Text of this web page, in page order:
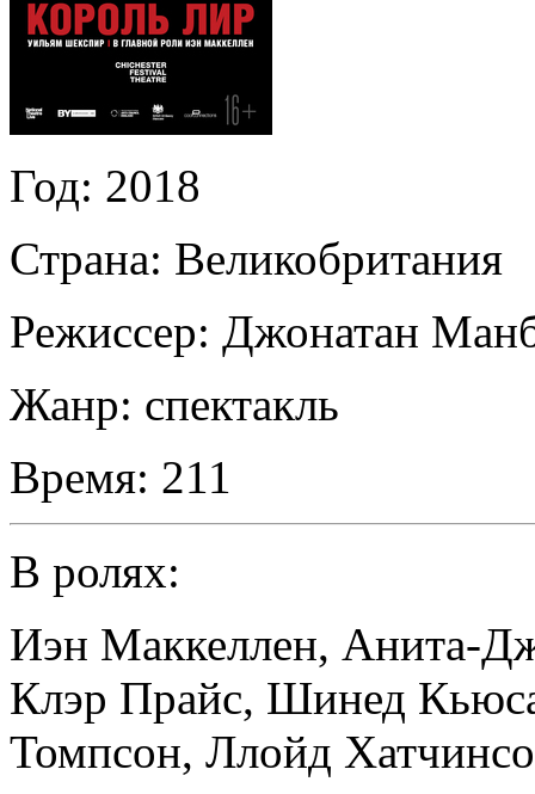
Год: 2018
Страна: Великобритания
Режиссер: Джонатан
Жанр: спектакль
Время: 211
В ролях:
Иэн Маккеллен, Анита-
Клэр Прайс, Шинед
Томпсон, Ллойд